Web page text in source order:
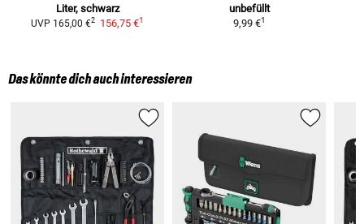
Liter, schwarz
UVP 165,00 €2 156,75 €1
unbefüllt
9,99 €1
Das könnte dich auch interessieren